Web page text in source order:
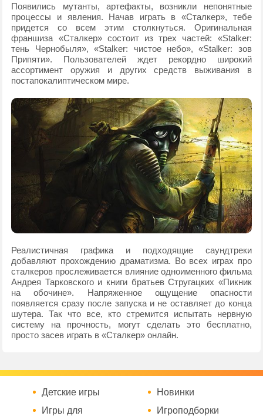
Появились мутанты, артефакты, возникли непонятные
процессы и явления. Начав играть в «Сталкер», тебе
придется со всем этим столкнуться. Оригинальная
франшиза «Сталкер» состоит из трех частей: «Stalker:
тень Чернобыля», «Stalker: чистое небо», «Stalker: зов
Припяти». Пользователей ждет рекордно широкий
ассортимент оружия и других средств выживания в
постапокалиптическом мире.
Реалистичная графика и подходящие саундтреки
добавляют прохождению драматизма. Во всех играх про
сталкеров прослеживается влияние одноименного фильма
Андрея Тарковского и книги братьев Стругацких «Пикник
на обочине». Напряженное ощущение опасности
появляется сразу после запуска и не оставляет до конца
шутера. Так что все, кто стремится испытать нервную
систему на прочность, могут сделать это бесплатно,
просто засев играть в «Сталкер» онлайн.
Детские игры
Игры для
Новинки
Игроподборки